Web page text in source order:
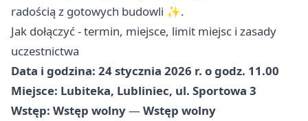
radością z gotowych budowli ✨.
Jak dołączyć - termin, miejsce, limit miejsc i zasady
uczestnictwa
Data i godzina: 24 stycznia 2026 r. o godz. 11.00
Miejsce: Lubiteka, Lubliniec, ul. Sportowa 3
Wstęp: Wstęp wolny— Wstęp wolny